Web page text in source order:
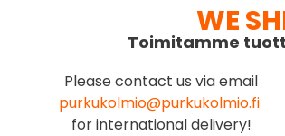
WE
Toimitamme
Please contact us via email
purkukolmio@purkukolmio.fi
for international delivery!